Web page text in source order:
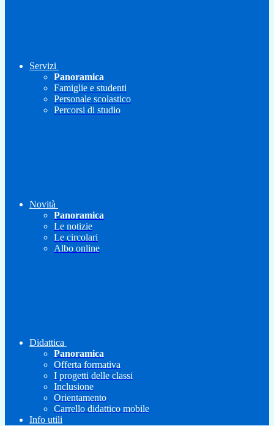
Servizi
Panoramica
Famiglie e studenti
Personale scolastico
Percorsi di studio
Novità
Panoramica
Le notizie
Le circolari
Albo online
Didattica
Panoramica
Offerta formativa
I progetti delle classi
Inclusione
Orientamento
Carrello didattico mobile
Info utili